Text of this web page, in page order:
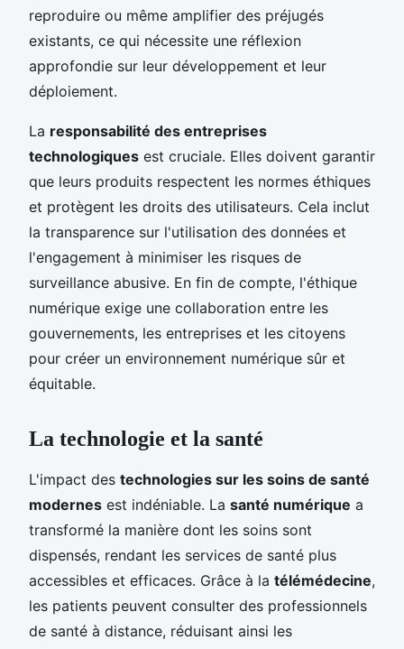
reproduire ou même amplifier des préjugés
existants, ce qui nécessite une réflexion
approfondie sur leur développement et leur
déploiement.
La responsabilité des entreprises
technologiques est cruciale. Elles doivent garantir
que leurs produits respectent les normes éthiques
et protègent les droits des utilisateurs. Cela inclut
la transparence sur l'utilisation des données et
l'engagement à minimiser les risques de
surveillance abusive. En fin de compte, l'éthique
numérique exige une collaboration entre les
gouvernements, les entreprises et les citoyens
pour créer un environnement numérique sûr et
équitable.
La technologie et la santé
L'impact des technologies sur les soins de santé
modernes est indéniable. La santé numérique a
transformé la manière dont les soins sont
dispensés, rendant les services de santé plus
accessibles et efficaces. Grâce à la télémédecine,
les patients peuvent consulter des professionnels
de santé à distance, réduisant ainsi les